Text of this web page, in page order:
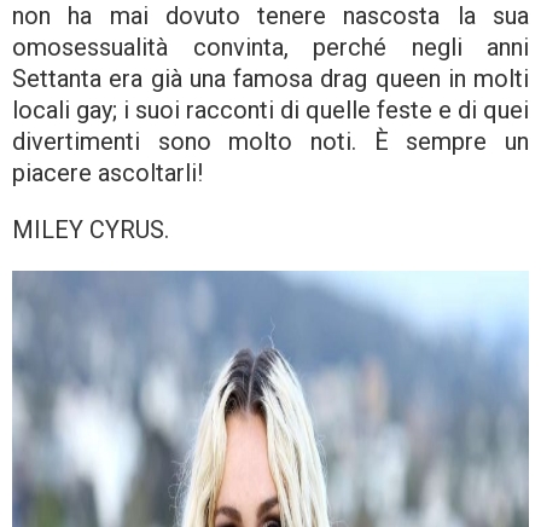
non ha mai dovuto tenere nascosta la sua
omosessualità convinta, perché negli anni
Settanta era già una famosa drag queen in molti
locali gay; i suoi racconti di quelle feste e di quei
divertimenti sono molto noti. È sempre un
piacere ascoltarli!
MILEY CYRUS.